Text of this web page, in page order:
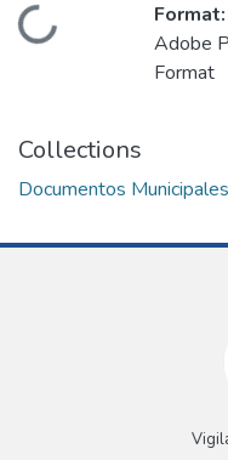
Loading...
Format:
Adobe
Format
Collections
Documentos Municipales